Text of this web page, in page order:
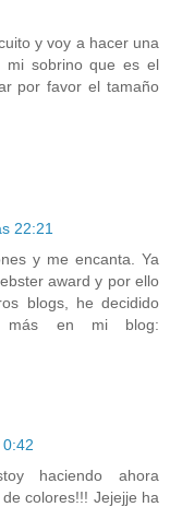
y voy a hacer una
mi sobrino que es el
por favor el tamaño
22:21
y me encanta. Ya
award y por ello
blogs, he decidido
más en mi blog:
haciendo ahora
colores!!! Jejejje ha